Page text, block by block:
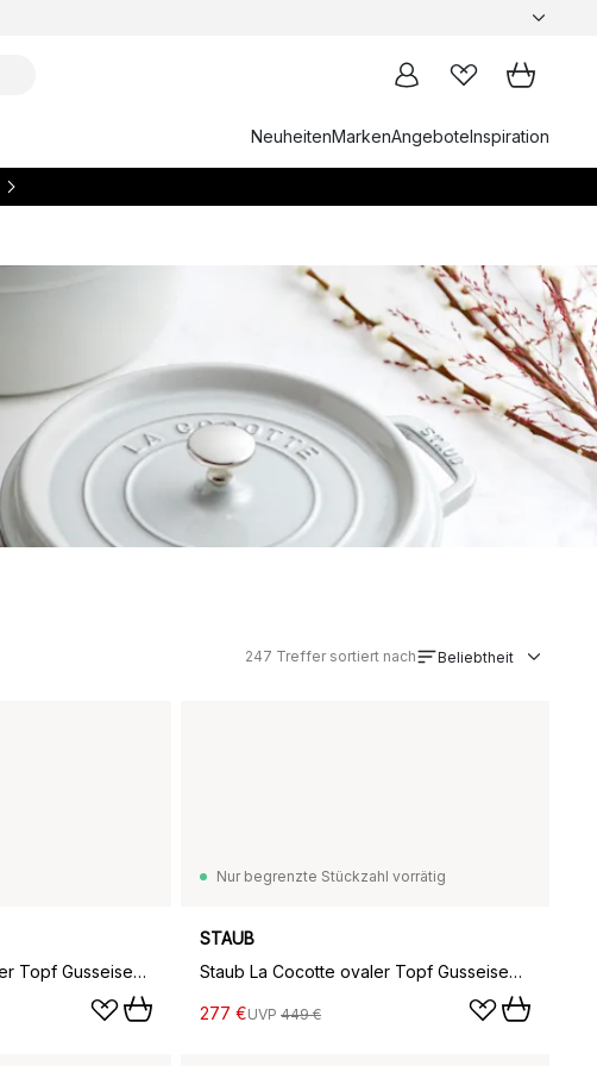
NeuheitenMarkenAngeboteInspiration
247 Treffer sortiert nach Beliebtheit
Staub La Cocotte runder Topf Gusseisen 3,8 L, Eukalyptus
Nur begrenzte Stückzahl vorrätig
STAUB
Staub La Cocotte ovaler Topf Gusseisen 8 L, Schwarz
277 €UVP 449 €